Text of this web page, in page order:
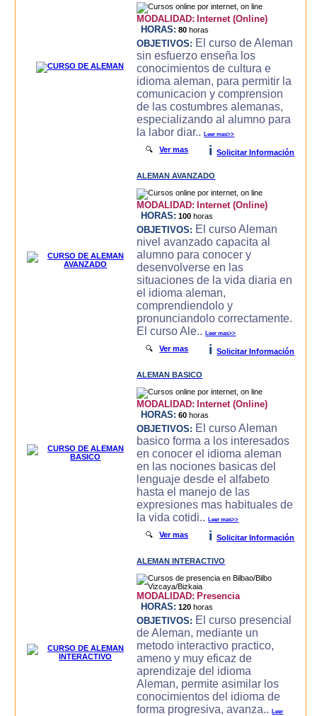
MODALIDAD: Internet (Online)
HORAS: 80 horas
OBJETIVOS: El curso de Aleman
sin esfuerzo enseña los
conocimientos de cultura e
idioma aleman, para permitir la
comunicacion y comprension
de las costumbres alemanas,
especializando al alumno para
la labor diar..Leer mas>>
🔍Ver mas i Solicitar Información
ALEMAN AVANZADO
MODALIDAD: Internet (Online)
HORAS: 100 horas
OBJETIVOS: El curso Aleman
nivel avanzado capacita al
alumno para conocer y
desenvolverse en las
situaciones de la vida diaria en
el idioma aleman,
comprendiendolo y
pronunciandolo correctamente.
El curso Ale..Leer mas>>
🔍Ver mas i Solicitar Información
ALEMAN BASICO
MODALIDAD: Internet (Online)
HORAS: 60 horas
OBJETIVOS: El curso Aleman
basico forma a los interesados
en conocer el idioma aleman
en las nociones basicas del
lenguaje desde el alfabeto
hasta el manejo de las
expresiones mas habituales de
la vida cotidi..Leer mas>>
🔍Ver mas i Solicitar Información
ALEMAN INTERACTIVO
MODALIDAD: Presencia
HORAS: 120 horas
OBJETIVOS: El curso presencial
de Aleman, mediante un
metodo interactivo practico,
ameno y muy eficaz de
aprendizaje del idioma
Aleman, permite asimilar los
conocimientos del idioma de
forma progresiva, avanza..Leer